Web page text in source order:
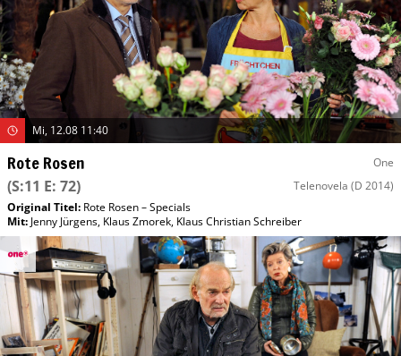
Mi, 12.08 11:40
Rote Rosen One
(S:11 E: 72) Telenovela (D 2014)
Original Titel: Rote Rosen – Specials
Mit: Jenny Jürgens, Klaus Zmorek, Klaus Christian Schreiber